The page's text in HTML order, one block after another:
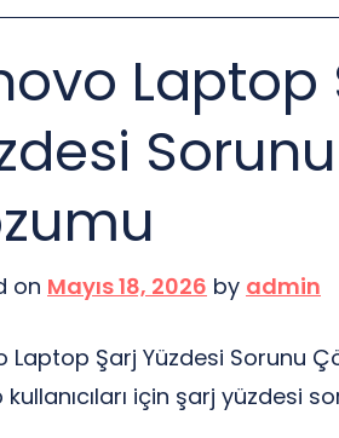
performansını
Laptop
Sorunu
on Mayıs 18, 2026 by admin
Laptop Şarj Yüzdesi Sorunu
için şarj yüzdesi